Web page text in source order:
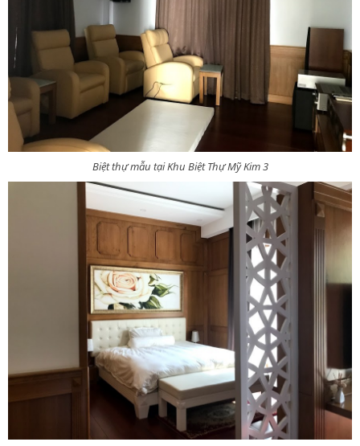
Biệt thự mẫu tại Khu Biệt Thự Mỹ Kim 3